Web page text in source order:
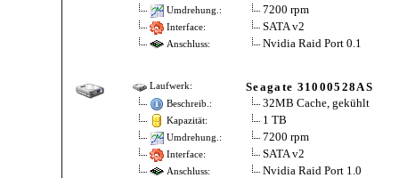
Umdrehung.: 7200 rpm
Interface: SATA v2
Anschluss: Nvidia Raid Port 0.1
Laufwerk: Seagate 31000528AS
Beschreib.: 32MB Cache, gekühlt
Kapazität: 1 TB
Umdrehung.: 7200 rpm
Interface: SATA v2
Anschluss: Nvidia Raid Port 1.0